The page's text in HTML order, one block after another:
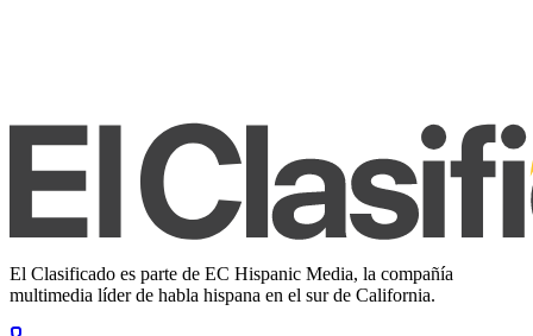
El Clasificado es parte de EC Hispanic Media, la compañía
multimedia líder de habla hispana en el sur de California.